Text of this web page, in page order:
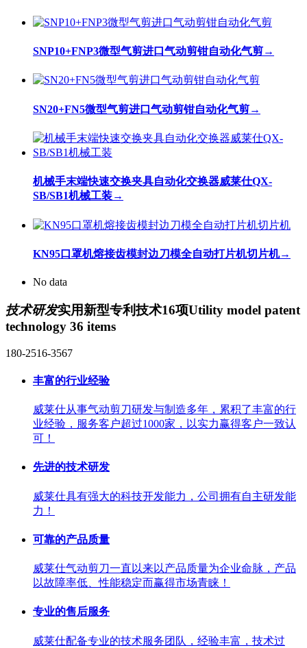
SNP10+FNP3微型气剪进口气动剪钳自动化气剪→
SN20+FN5微型气剪进口气动剪钳自动化气剪→
机械手末端快速交换夹具自动化交换器威莱仕QX-
SB/SB1机械工装→
KN95口罩机熔接齿模封边刀模全自动打片机切片机→
No data
技术研发实用新型专利技术16项Utility model patent
technology 36 items
180-2516-3567
丰富的行业经验
威莱仕从事气动剪刀研发与制造多年，累积了丰富的行
业经验，服务客户超过1000家，以实力赢得客户一致认
可！
先进的技术研发
威莱仕具有强大的科技开发能力，公司拥有自主研发能
力！
可靠的产品质量
威莱仕气动剪刀一直以来以产品质量为企业命脉，产品
以故障率低、性能稳定而赢得市场青睐！
专业的售后服务
威莱仕配备专业的技术服务团队，经验丰富，技术过